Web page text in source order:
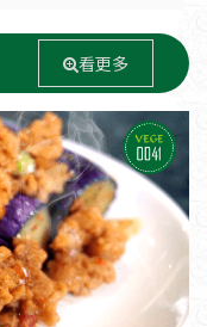
看更多